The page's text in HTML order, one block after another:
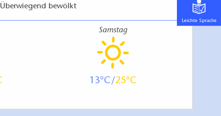
Überwiegend bewölkt
Samstag
13 25
Leichte Sprache